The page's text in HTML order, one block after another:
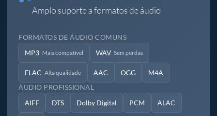
Amplo suporte a formatos de áudio
FORMATOS DE ÁUDIO COMUNS
MP3 Mais compatível WAV Sem perdas
FLAC Alta qualidade AAC OGG M4A
ÁUDIO PROFISSIONAL
AIFF DTS Dolby Digital PCM ALAC